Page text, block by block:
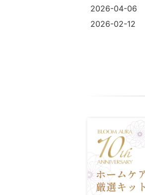
2026-04-06
2026-02-12